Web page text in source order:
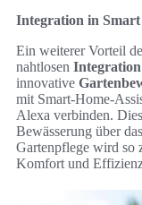
Integration in Smart
Ein weiterer Vorteil
nahtlosen Integration
innovative
mit Smart-Home-
Alexa verbinden.
Bewässerung über
Gartenpflege wird so
Komfort und